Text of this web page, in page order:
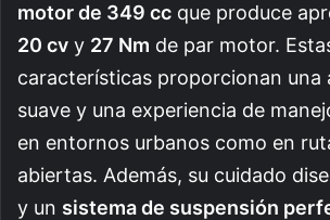
motor de 349 cc que produce
20 cv y 27 Nm de par motor.
características proporcionan una
suave y una experiencia de
en entornos urbanos como en
abiertas. Además, su cuidado
y un sistema de suspensión